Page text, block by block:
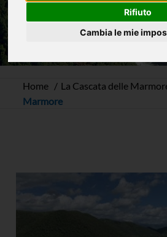
Rifiuto
Cambia le mie
Home
La Cascata delle
Marmore